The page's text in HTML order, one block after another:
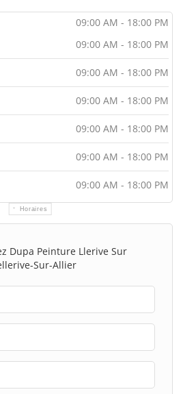
09:00 AM - 18:00 PM
Horaires
09:00 AM - 18:00 PM
09:00 AM - 18:00 PM
09:00 AM - 18:00 PM
09:00 AM - 18:00 PM
09:00 AM - 18:00 PM
09:00 AM - 18:00 PM
Dupa Peinture Llerive Sur
Sur-Allier